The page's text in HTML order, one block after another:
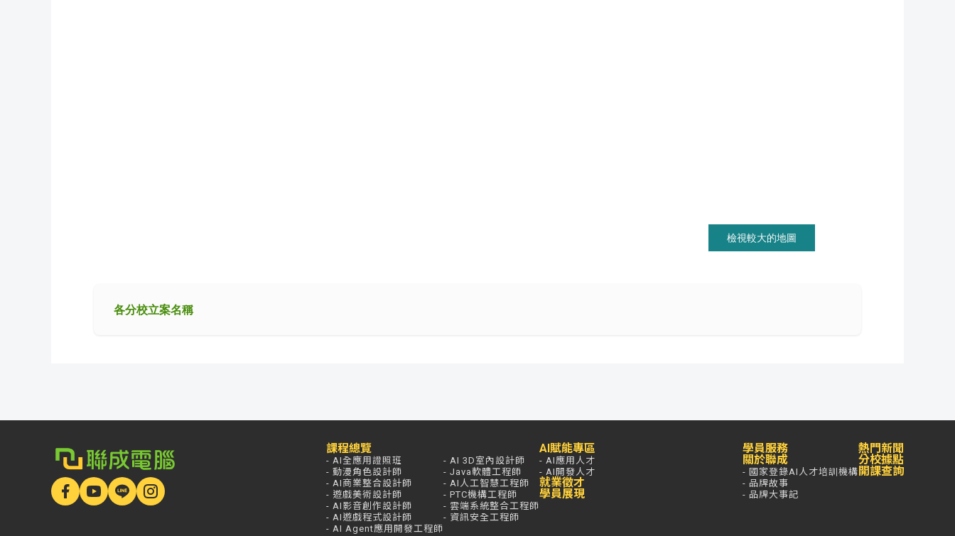
檢視較大的地圖
各分校立案名稱
課程總覽
- AI全應用證照班
- 動漫角色設計師
- AI商業整合設計師
- 遊戲美術設計師
- AI影音創作設計師
- AI遊戲程式設計師
- AI Agent應用開發工程師
- AI 3D室內設計師
- Java軟體工程師
- AI人工智慧工程師
- PTC機構工程師
- 雲端系統整合工程師
- 資訊安全工程師
AI賦能專區
- AI應用人才
- AI開發人才
就業徵才
學員展現
學員服務
關於聯成
- 國家登錄AI人才培訓機構
- 品牌故事
- 品牌大事記
熱門新聞
分校據點
開課查詢